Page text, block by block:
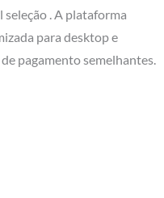
seleção . A plataforma
para desktop e
pagamento semelhantes.